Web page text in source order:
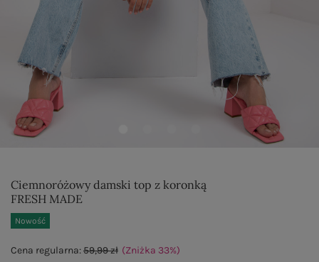
Ciemnoróżowy damski top z koronką
FRESH MADE
Nowość
Cena regularna:59,99 zł (Zniżka 33%)